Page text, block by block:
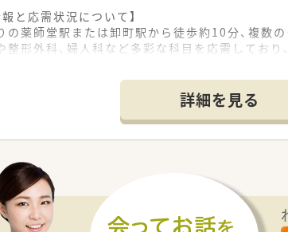
報と応需状況について】
薬師堂駅または卸町駅から徒歩約10分、複数
形外科、婦人科など多彩な科目を応需しており
でのご経験やスキルを十分に考慮し、年収450万
日制を採用しており、年間休日は120日と、プ
剤師手当や定額業務手当に加え、充実した福
徴について】
を中心に20店舗以上を展開する地域密着型の薬
身の行動力ある社長のもと、年間約2店舗のペー
療への貢献を第一に考え、かかりつけ薬局機能
詳細を見る